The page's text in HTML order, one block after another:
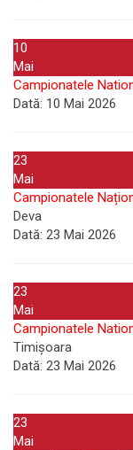
10
Mai
Campionatele
Dată: 10 Mai 2026
23
Mai
Campionatele
Deva
Dată: 23 Mai 2026
23
Mai
Campionatele
Timișoara
Dată: 23 Mai 2026
23
Mai